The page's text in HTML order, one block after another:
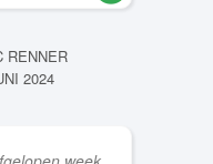
RENNER